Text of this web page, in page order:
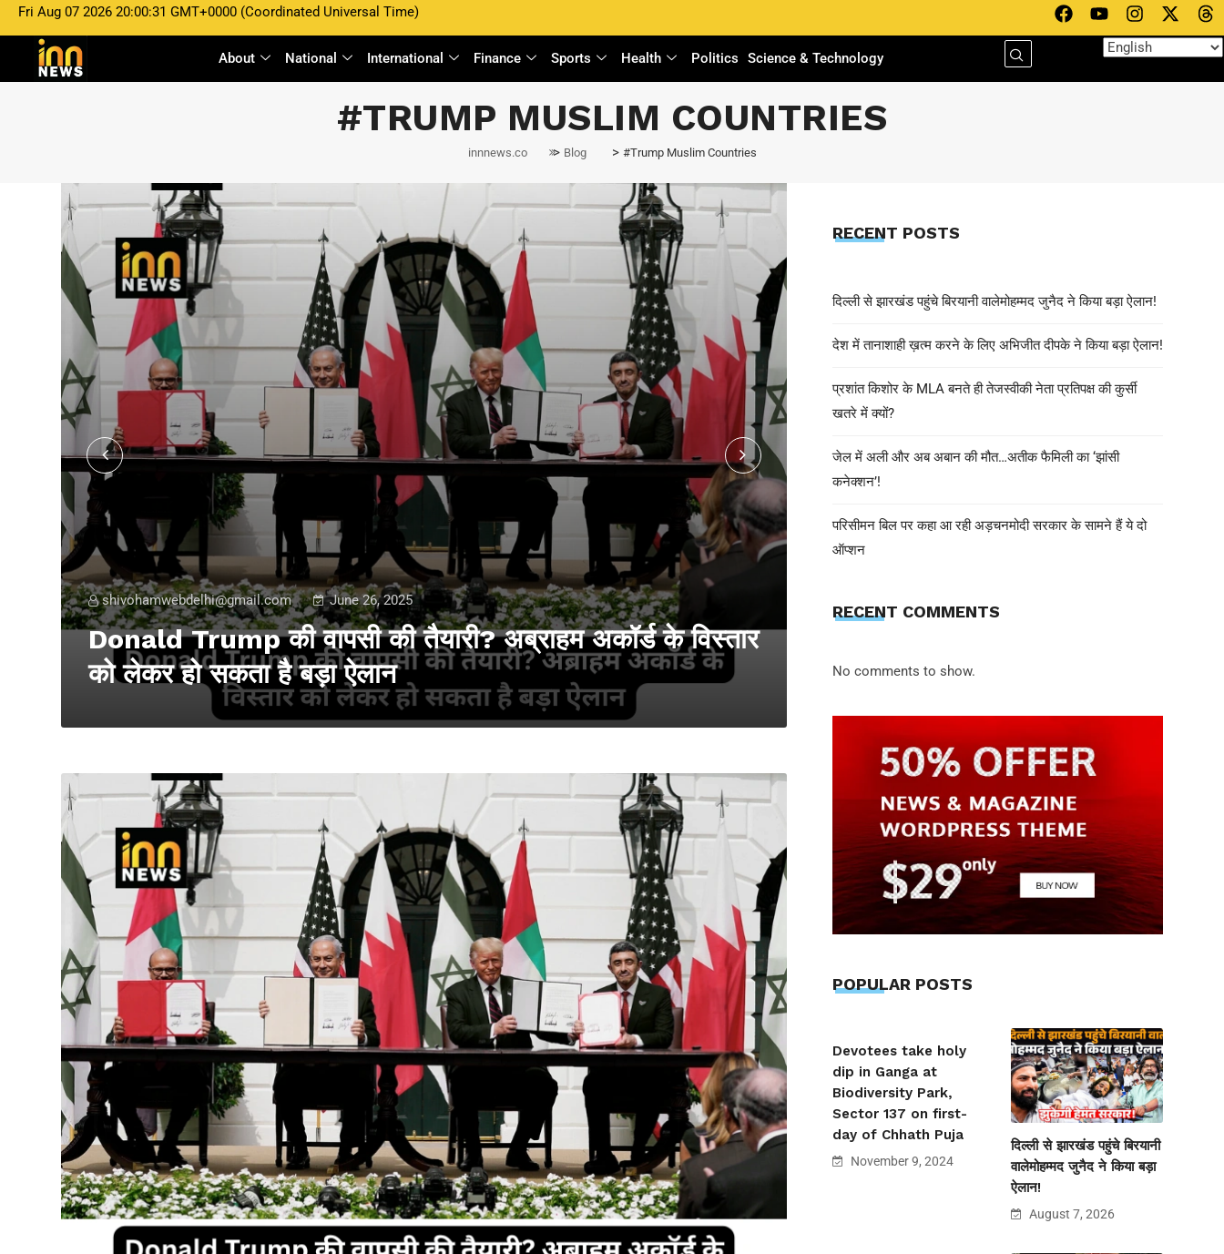
Fri Aug 07 2026 20:00:31 GMT+0000 (Coordinated Universal Time)
About National International Finance Sports Health Politics Science & Technology
#TRUMP MUSLIM COUNTRIES
innnews.co > Blog > #Trump Muslim Countries
shivohamwebdelhi@gmail.com June 26, 2025
Donald Trump की वापसी की तैयारी? अब्राहम अकॉर्ड के विस्तार
को लेकर हो सकता है बड़ा ऐलान
को लेकर हो सकता है बड़ा ऐलान
RECENT POSTS
दिल्ली से झारखंड पहुंचे बिरयानी वालेमोहम्मद जुनैद ने किया बड़ा ऐलान!
देश में तानाशाही ख़त्म करने के लिए अभिजीत दीपके ने किया बड़ा ऐलान!
प्रशांत किशोर के MLA बनते ही तेजस्वीकी नेता प्रतिपक्ष की कुर्सी
खतरे में क्यों?
जेल में अली और अब अबान की मौत…अतीक फैमिली का ‘झांसी
कनेक्शन’!
परिसीमन बिल पर कहा आ रही अड़चनमोदी सरकार के सामने हैं ये दो
ऑप्शन
RECENT COMMENTS
No comments to show.
POPULAR POSTS
Devotees take holy
dip in Ganga at
Biodiversity Park,
Sector 137 on first-
day of Chhath Puja
November 9, 2024
दिल्ली से झारखंड पहुंचे बिरयानी
वालेमोहम्मद जुनैद ने किया बड़ा
ऐलान!
August 7, 2026